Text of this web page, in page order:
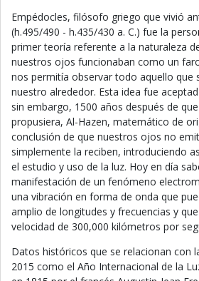
Empédocles, filósofo griego que vivió
(h.495/490 - h.435/430 a. C.) fue la
primer teoría referente a la naturaleza
nuestros ojos funcionaban como un
nos permitía observar todo aquello que
nuestro alrededor. Esta idea fue
sin embargo, 1500 años después de
propusiera, Al-Hazen, matemático de
conclusión de que nuestros ojos no
simplemente la reciben, introduciendo
el estudio y uso de la luz. Hoy en día
manifestación de un fenómeno
una vibración en forma de onda que
amplio de longitudes y frecuencias y
velocidad de 300,000 kilómetros por
Datos históricos que se relacionan con
2015 como el Año Internacional de la